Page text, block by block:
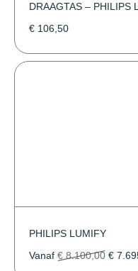
DRAAGTAS – PHILIPS
€ 106,50
PHILIPS LUMIFY
Vanaf €8.100,00 €